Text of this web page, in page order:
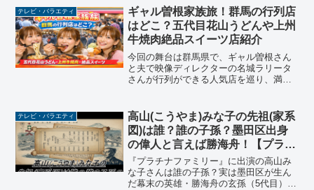
公になった」「国民的アニメに登場し
た」「お顔は初...
テレビ・バラエティ
ギャル曽根家族旅！群馬の行列店
はどこ？五代目花山うどんや上州
牛焼肉絶品スイーツ店紹介
今回の舞台は群馬県で、ギャル曽根さん
と夫で映像ディレクターの名城ラリータ
さんが行列ができる人気店を巡り、満腹
んの「鬼ひも川」で、3年連続日本一に輝
いた老舗うどんの味...
テレビ・バラエティ
高山(こうやま)みな子の先祖(家系
図)は誰？誰の子孫？墨田区出身
の偉人と言えば勝海舟！【プラチ
ナファミリー】
『プラチナファミリー』に出演の高山み
な子さんは誰の子孫？実は墨田区が生ん
だ幕末の英雄・勝海舟の玄孫（5代目）だ